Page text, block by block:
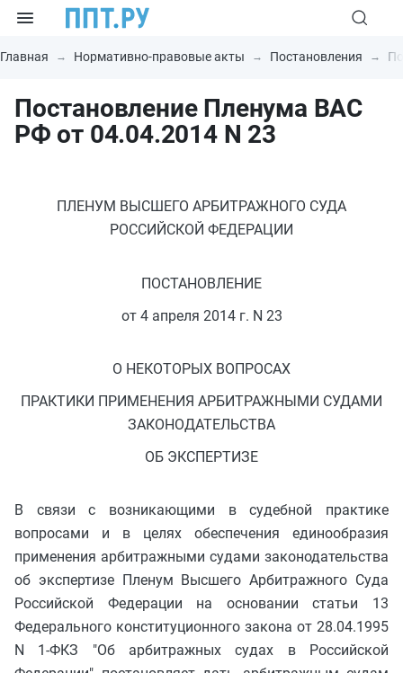
Главная Нормативно-правовые акты Постановления
Постановление Пленума ВАС
РФ от 04.04.2014 N 23
ПЛЕНУМ ВЫСШЕГО АРБИТРАЖНОГО СУДА
РОССИЙСКОЙ ФЕДЕРАЦИИ
ПОСТАНОВЛЕНИЕ
от 4 апреля 2014 г. N 23
О НЕКОТОРЫХ ВОПРОСАХ
ПРАКТИКИ ПРИМЕНЕНИЯ АРБИТРАЖНЫМИ СУДАМИ
ЗАКОНОДАТЕЛЬСТВА
ОБ ЭКСПЕРТИЗЕ
В связи с возникающими в судебной практике
вопросами и в целях обеспечения единообразия
применения арбитражными судами законодательства
об экспертизе Пленум Высшего Арбитражного Суда
Российской Федерации на основании статьи 13
Федерального конституционного закона от 28.04.1995
N 1-ФКЗ "Об арбитражных судах в Российской